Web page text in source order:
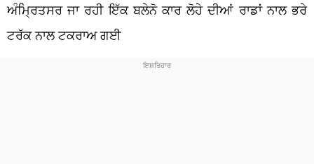
ਅੰਮ੍ਰਿਤਸਰ ਜਾ ਰਹੀ ਇੱਕ ਬਲੇਨੋ ਕਾਰ ਲੋਹੇ ਦੀਆਂ ਰਾਡਾਂ ਨਾਲ ਭਰੇ
ਟਰੱਕ ਨਾਲ ਟਕਰਾਅ ਗਈ